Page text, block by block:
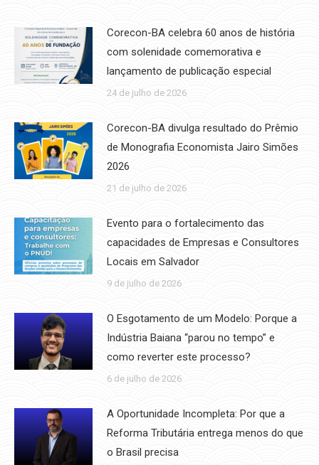
Corecon-BA celebra 60 anos de história
com solenidade comemorativa e
lançamento de publicação especial
24 de julho de 2026
Corecon-BA divulga resultado do Prêmio
de Monografia Economista Jairo Simões
2026
21 de julho de 2026
Evento para o fortalecimento das
capacidades de Empresas e Consultores
Locais em Salvador
9 de julho de 2026
O Esgotamento de um Modelo: Porque a
Indústria Baiana “parou no tempo” e
como reverter este processo?
6 de julho de 2026
A Oportunidade Incompleta: Por que a
Reforma Tributária entrega menos do que
o Brasil precisa